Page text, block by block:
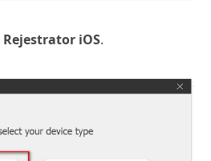
Rejestrator iOS.